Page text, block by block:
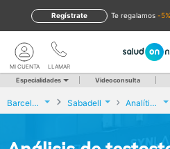
te regalamos -
Regístrate
LLAMAR
MI CUENTA
Especialidades Videoconsulta
Barcelona Sabadell Analíticas y Genética